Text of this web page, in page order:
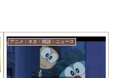
アニメ：ネタ・雑談・ニュース